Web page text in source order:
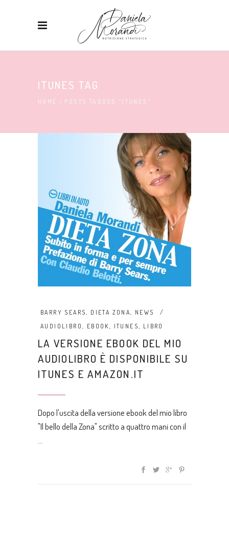
ITUNES TAG
HOME / POSTS TAGGED "ITUNES"
BARRY SEARS, DIETA ZONA, NEWS
AUDIOLIBRO, EBOOK, ITUNES, LIBRO
LA VERSIONE EBOOK DEL MIO
AUDIOLIBRO È DISPONIBILE SU
ITUNES E AMAZON.IT
Dopo l'uscita della versione ebook del mio libro
"Il bello della Zona" scritto a quattro mani con il